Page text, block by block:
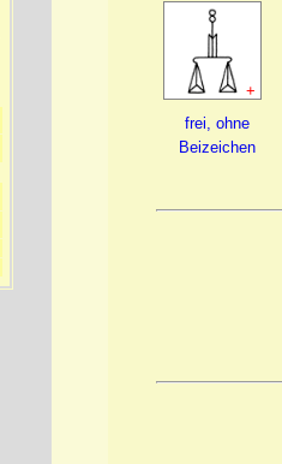
+
frei, ohne
Beizeichen